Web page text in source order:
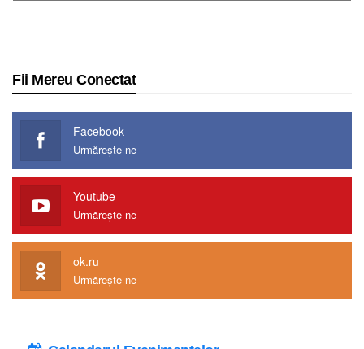
Fii Mereu Conectat
Facebook
Urmărește-ne
Youtube
Urmărește-ne
ok.ru
Urmărește-ne